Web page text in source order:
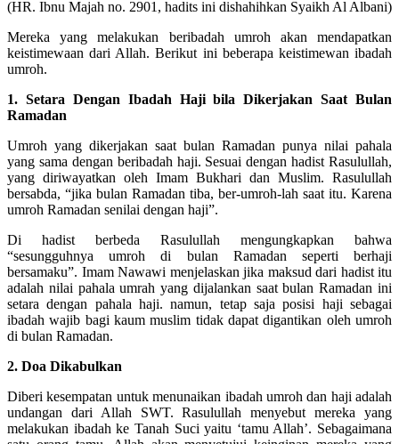
(HR. Ibnu Majah no. 2901, hadits ini dishahihkan Syaikh Al Albani)
Mereka yang melakukan beribadah umroh akan mendapatkan
keistimewaan dari Allah. Berikut ini beberapa keistimewan ibadah
umroh.
1. Setara Dengan Ibadah Haji bila Dikerjakan Saat Bulan
Ramadan
Umroh yang dikerjakan saat bulan Ramadan punya nilai pahala
yang sama dengan beribadah haji. Sesuai dengan hadist Rasulullah,
yang diriwayatkan oleh Imam Bukhari dan Muslim. Rasulullah
bersabda, “jika bulan Ramadan tiba, ber-umroh-lah saat itu. Karena
umroh Ramadan senilai dengan haji”.
Di hadist berbeda Rasulullah mengungkapkan bahwa
“sesungguhnya umroh di bulan Ramadan seperti berhaji
bersamaku”. Imam Nawawi menjelaskan jika maksud dari hadist itu
adalah nilai pahala umrah yang dijalankan saat bulan Ramadan ini
setara dengan pahala haji. namun, tetap saja posisi haji sebagai
ibadah wajib bagi kaum muslim tidak dapat digantikan oleh umroh
di bulan Ramadan.
2. Doa Dikabulkan
Diberi kesempatan untuk menunaikan ibadah umroh dan haji adalah
undangan dari Allah SWT. Rasulullah menyebut mereka yang
melakukan ibadah ke Tanah Suci yaitu ‘tamu Allah’. Sebagaimana